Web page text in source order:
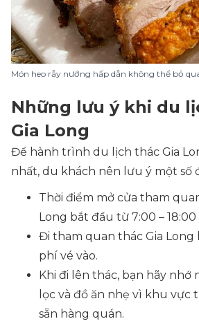
Món heo rẫy nướng hấp dẫn không thể bỏ
Những lưu ý khi du
Gia Long
Để hành trình du lịch thác Gia
nhất, du khách nên lưu ý một số
Thời điểm mở cửa tham
Long bắt đầu từ 7:00 –
Đi tham quan thác Gia Long
phí vé vào.
Khi đi lên thác, bạn hãy nhớ
lọc và đồ ăn nhẹ vì khu vực
sẵn hàng quán.